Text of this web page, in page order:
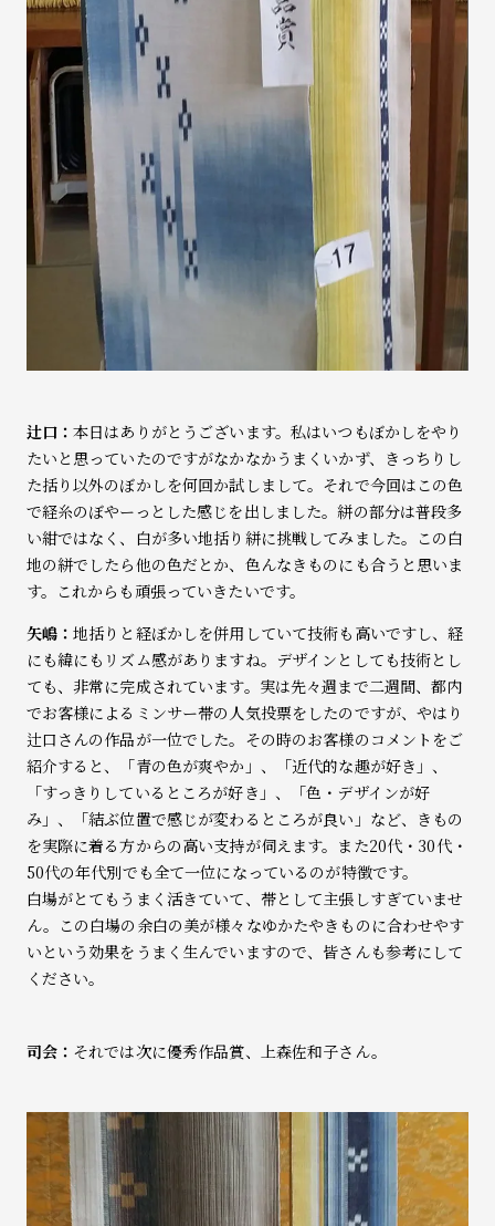
辻口：本日はありがとうございます。私はいつもぼかしをやり
たいと思っていたのですがなかなかうまくいかず、きっちりし
た括り以外のぼかしを何回か試しまして。それで今回はこの色
で経糸のぼやーっとした感じを出しました。絣の部分は普段多
い紺ではなく、白が多い地括り絣に挑戦してみました。この白
地の絣でしたら他の色だとか、色んなきものにも合うと思いま
す。これからも頑張っていきたいです。
矢嶋：地括りと経ぼかしを併用していて技術も高いですし、経
にも緯にもリズム感がありますね。デザインとしても技術とし
ても、非常に完成されています。実は先々週まで二週間、都内
でお客様によるミンサー帯の人気投票をしたのですが、やはり
辻口さんの作品が一位でした。その時のお客様のコメントをご
紹介すると、「青の色が爽やか」、「近代的な趣が好き」、
「すっきりしているところが好き」、「色・デザインが好
み」、「結ぶ位置で感じが変わるところが良い」など、きもの
を実際に着る方からの高い支持が伺えます。また20代・30代・
50代の年代別でも全て一位になっているのが特徴です。
白場がとてもうまく活きていて、帯として主張しすぎていませ
ん。この白場の余白の美が様々なゆかたやきものに合わせやす
いという効果をうまく生んでいますので、皆さんも参考にして
ください。
司会： それでは次に優秀作品賞、上森佐和子さん。